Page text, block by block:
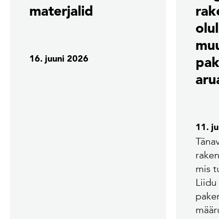
materjalid
16. juuni 2026
11.
mis